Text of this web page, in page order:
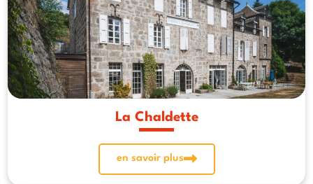
La Chaldette
en savoir plus